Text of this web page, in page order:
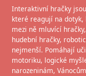
Interaktivní hračky
které reagují na
mezi ně mluvící
hudební hračky,
nejmenší. Pomáhají
motoriku, logické
narozeninám,